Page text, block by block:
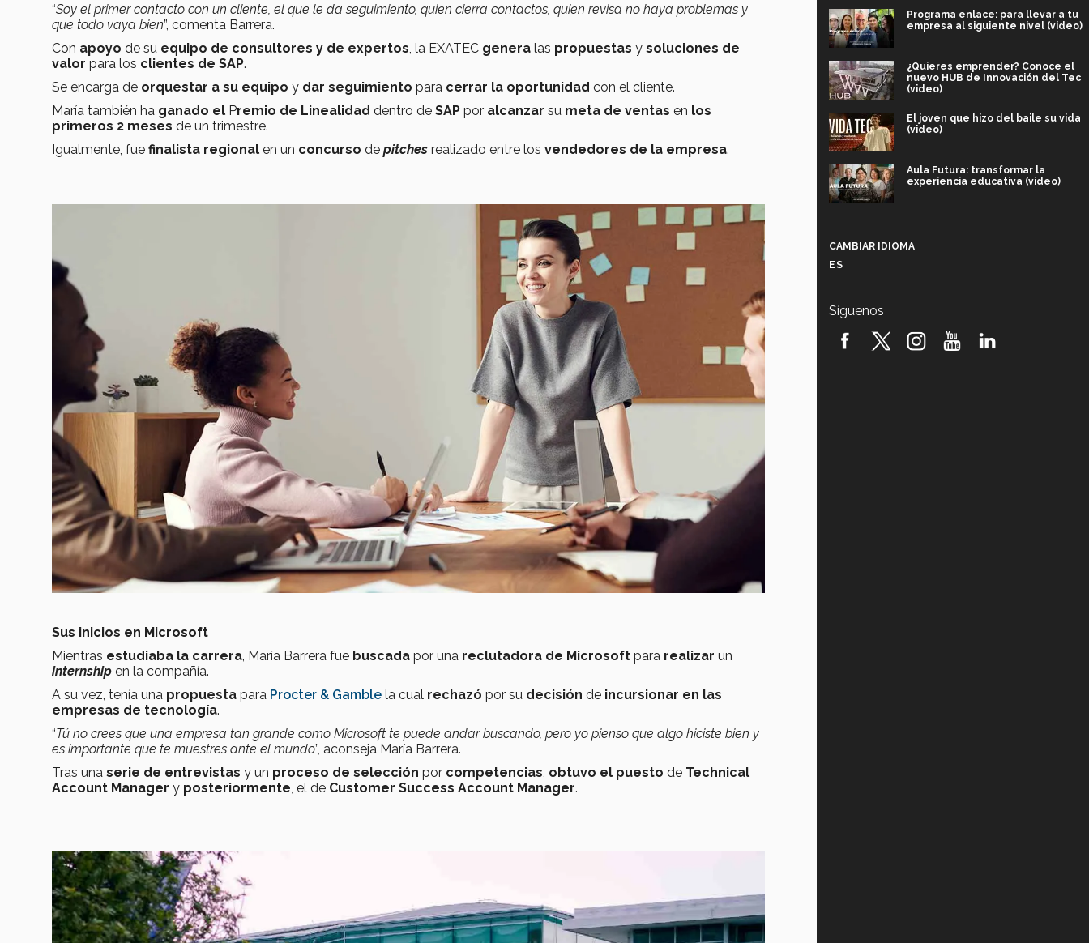
“Soy el primer contacto con un cliente, el que le da seguimiento, quien cierra contactos, quien revisa no haya problemas y
que todo vaya bien”, comenta Barrera.
Con apoyo de su equipo de consultores y de expertos , la EXATEC genera las propuestas y soluciones de
valor para los clientes de SAP.
Se encarga de orquestar a su equipo y dar seguimiento para cerrar la oportunidad con el cliente.
María también ha ganado el Premio de Linealidad dentro de SAP por alcanzar su meta de ventas en los
primeros 2 meses de un trimestre.
Igualmente, fue finalista regional en un concurso de pitches realizado entre los vendedores de la empresa.
Sus inicios en Microsoft
Mientras estudiaba la carrera , María Barrera fue buscada por una reclutadora de Microsoft para realizar un
internship en la compañía.
A su vez, tenía una propuesta para Procter & Gamble la cual rechazó por su decisión de incursionar en las
empresas de tecnología.
“Tú no crees que una empresa tan grande como Microsoft te puede andar buscando, pero yo pienso que algo hiciste bien y
es importante que te muestres ante el mundo”, aconseja María Barrera.
Tras una serie de entrevistas y un proceso de selección por competencias obtuvo el puesto de Technical
Account Manager y posteriormente , el de Customer Success Account Manager.
Programa enlace: para llevar a tu
empresa al siguiente nivel (video)
¿Quieres emprender? Conoce el
nuevo HUB de Innovación del Tec
(video)
El joven que hizo del baile su vida
(video)
Aula Futura: transformar la
experiencia educativa (video)
robótica FIRST 2026! (video)
CAMBIAR IDIOMA
ES
Síguenos